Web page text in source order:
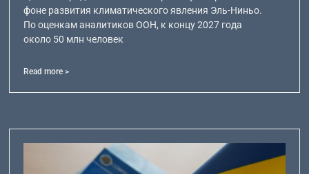
фоне развития климатического явления Эль-Ниньо.
По оценкам аналитиков ООН, к концу 2027 года
около 50 млн человек
Read more >